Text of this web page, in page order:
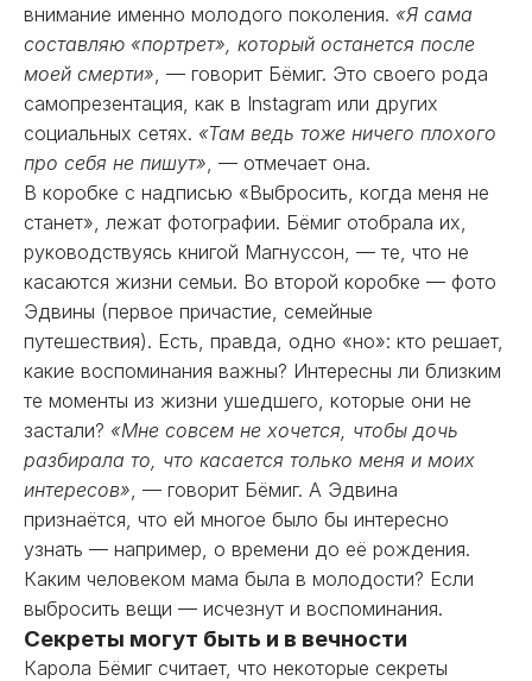
внимание именно молодого поколения. «Я сама
составляю «портрет», который останется после
моей смерти», — говорит Бёмиг. Это своего рода
самопрезентация, как в Instagram или других
социальных сетях. «Там ведь тоже ничего плохого
про себя не пишут», — отмечает она.
В коробке с надписью «Выбросить, когда меня не
станет», лежат фотографии. Бёмиг отобрала их,
руководствуясь книгой Магнуссон, — те, что не
касаются жизни семьи. Во второй коробке — фото
Эдвины (первое причастие, семейные
путешествия). Есть, правда, одно «но»: кто решает,
какие воспоминания важны? Интересны ли близким
те моменты из жизни ушедшего, которые они не
застали? «Мне совсем не хочется, чтобы дочь
разбирала то, что касается только меня и моих
интересов», — говорит Бёмиг. А Эдвина
признаётся, что ей многое было бы интересно
узнать — например, о времени до её рождения.
Каким человеком мама была в молодости? Если
выбросить вещи — исчезнут и воспоминания.
Секреты могут быть и в вечности
Карола Бёмиг считает, что некоторые секреты